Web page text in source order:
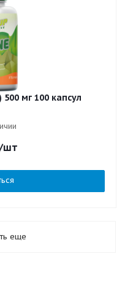
мг 100 капсул
шт
еще